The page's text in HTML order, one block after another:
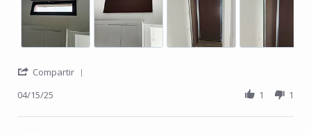
Compartir
04/15/25 1 1